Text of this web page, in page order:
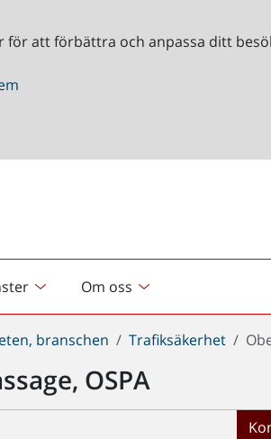
att förbättra och anpassa ditt
Om oss
branschen Trafiksäkerhet
OSPA